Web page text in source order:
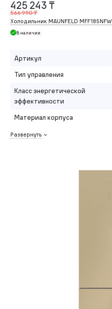
425 243 ₸
566 990 ₸
Холодильник MAUNFELD MFF185NFW
В наличии
Артикул
Тип управления
Класс энергетической
эффективности
Материал корпуса
Развернуть